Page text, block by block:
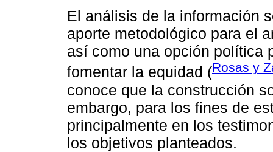
El análisis de la información
aporte metodológico para el
así como una opción política
fomentar la equidad (Rosas y
conoce que la construcción
embargo, para los fines de
principalmente en los
los objetivos planteados.